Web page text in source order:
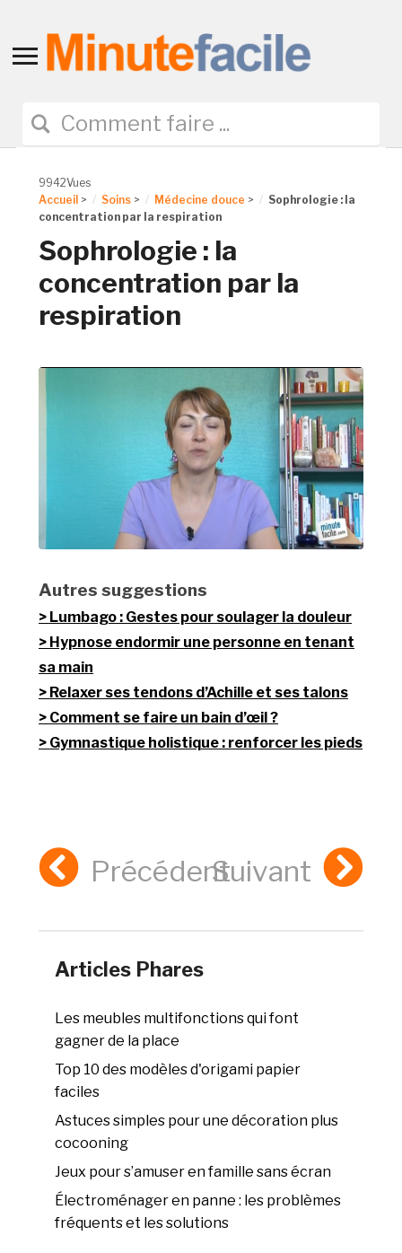
Toggle
navigation
9942Vues
Accueil > Soins > Médecine douce >
Sophrologie : la
concentration par la respiration
Sophrologie : la
concentration par la
respiration
Autres suggestions
Lumbago : Gestes pour soulager la douleur
Hypnose endormir une personne en tenant
sa main
Relaxer ses tendons d’Achille et ses talons
Comment se faire un bain d’œil ?
Gymnastique holistique : renforcer les pieds
PrécédentSuivant
Articles Phares
Les meubles multifonctions qui font
gagner de la place
Top 10 des modèles d'origami papier
faciles
Astuces simples pour une décoration plus
cocooning
Jeux pour s’amuser en famille sans écran
Électroménager en panne : les problèmes
fréquents et les solutions